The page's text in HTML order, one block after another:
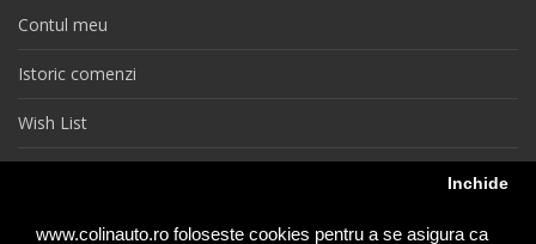
www.colinauto.ro foloseste cookies pentru a se asigura ca
Inchide
Contul meu
Istoric comenzi
Wish List